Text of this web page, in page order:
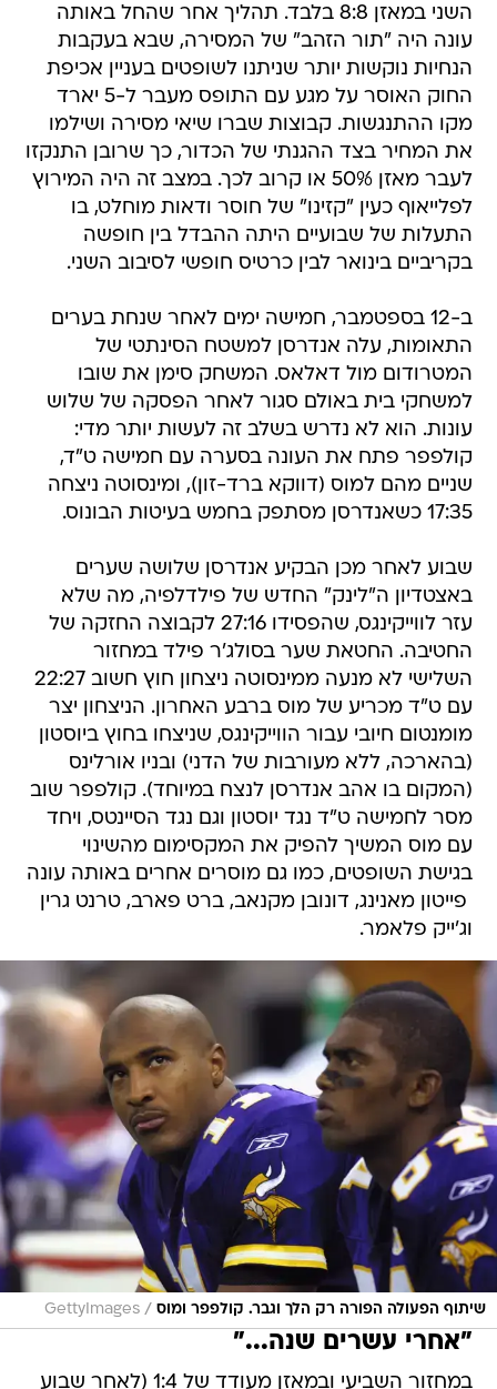
השני במאזן 8:8 בלבד. תהליך אחר שהחל באותה
עונה היה "תור הזהב" של המסירה, שבא בעקבות
הנחיות נוקשות יותר שניתנו לשופטים בעניין אכיפת
החוק האוסר על מגע עם התופס מעבר ל-5 יארד
מקו ההתנגשות. קבוצות שברו שיאי מסירה ושילמו
את המחיר בצד ההגנתי של הכדור, כך שרובן התנקזו
לעבר מאזן 50% או קרוב לכך. במצב זה היה המירוץ
לפלייאוף כעין "קזינו" של חוסר ודאות מוחלט, בו
התעלות של שבועיים היתה ההבדל בין חופשה
בקריביים בינואר לבין כרטיס חופשי לסיבוב השני.
ב-12 בספטמבר, חמישה ימים לאחר שנחת בערים
התאומות, עלה אנדרסן למשטח הסינתטי של
המטרודום מול דאלאס. המשחק סימן את שובו
למשחקי בית באולם סגור לאחר הפסקה של שלוש
עונות. הוא לא נדרש בשלב זה לעשות יותר מדי:
קולפפר פתח את העונה בסערה עם חמישה ט"ד,
שניים מהם למוס (דווקא ברד-זון), ומינסוטה ניצחה
17:35 כשאנדרסן מסתפק בחמש בעיטות הבונוס.
שבוע לאחר מכן הבקיע אנדרסן שלושה שערים
באצטדיון ה"לינק" החדש של פילדלפיה, מה שלא
עזר לווייקינגס, שהפסידו 27:16 לקבוצה החזקה של
החטיבה. החטאת שער בסולג'ר פילד במחזור
השלישי לא מנעה ממינסוטה ניצחון חוץ חשוב 22:27
עם ט"ד מכריע של מוס ברבע האחרון. הניצחון יצר
מומנטום חיובי עבור הווייקינגס, שניצחו בחוץ ביוסטון
(בהארכה, ללא מעורבות של הדני) ובניו אורלינס
(המקום בו אהב אנדרסן לנצח במיוחד). קולפפר שוב
מסר לחמישה ט"ד נגד יוסטון וגם נגד הסיינטס, ויחד
עם מוס המשיך להפיק את המקסימום מהשינוי
בגישת השופטים, כמו גם מוסרים אחרים באותה עונה
 פייטון מאנינג, דונובן מקנאב, ברט פארב, טרנט גרין
וג'ייק פלאמר.
שיתוף הפעולה הפורה רק הלך וגבר. קולפפר ומוס /
GettyImages
"אחרי עשרים שנה..."
במחזור השביעי ובמאזן מעודד של 1:4 (לאחר שבוע